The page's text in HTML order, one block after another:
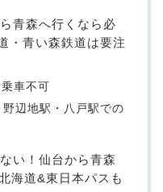
青森へ行くなら必
・青い森鉄道は要注
車不可
辺地駅・八戸駅での
い！仙台から青森
海道&東日本パスも